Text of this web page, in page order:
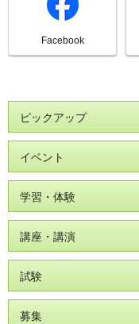
Facebook
ピックアップ
イベント
学習・体験
講座・講演
試験
募集